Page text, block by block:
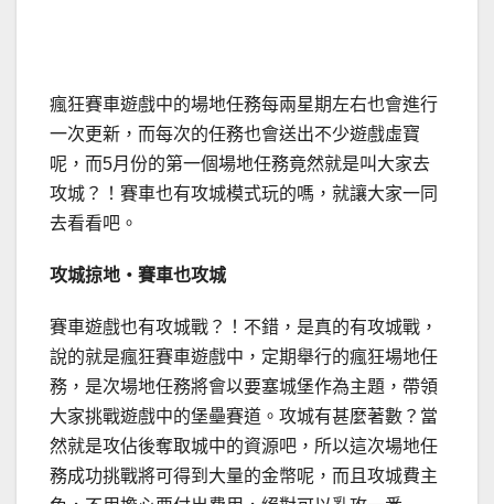
瘋狂賽車遊戲中的場地任務每兩星期左右也會進行
一次更新，而每次的任務也會送出不少遊戲虛寶
呢，而5月份的第一個場地任務竟然就是叫大家去
攻城？！賽車也有攻城模式玩的嗎，就讓大家一同
去看看吧。
攻城掠地‧賽車也攻城
賽車遊戲也有攻城戰？！不錯，是真的有攻城戰，
說的就是瘋狂賽車遊戲中，定期舉行的瘋狂場地任
務，是次場地任務將會以要塞城堡作為主題，帶領
大家挑戰遊戲中的堡壘賽道。攻城有甚麼著數？當
然就是攻佔後奪取城中的資源吧，所以這次場地任
務成功挑戰將可得到大量的金幣呢，而且攻城費主